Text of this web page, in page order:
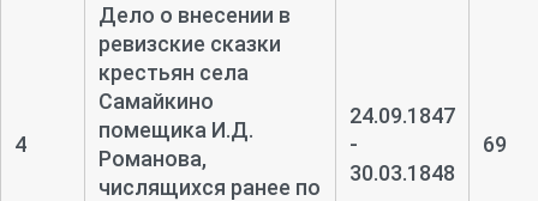
4
Дело о внесении в
ревизские сказки
крестьян села
Самайкино
помещика И.Д.
Романова,
числящихся ранее по
24.09.1847
-
30.03.1848
69